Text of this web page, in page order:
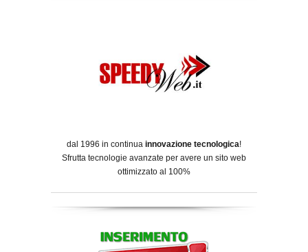
dal 1996 in continua innovazione tecnologica!
Sfrutta tecnologie avanzate per avere un sito web
ottimizzato al 100%